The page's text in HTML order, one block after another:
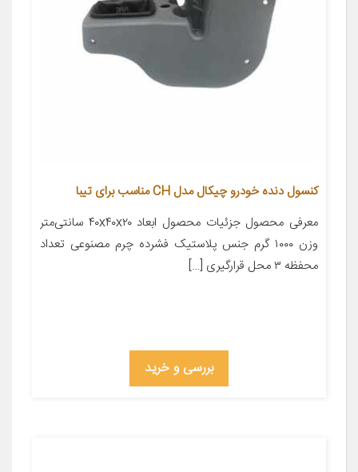
کنسول دنده خودرو چیکال مدل CH مناسب برای تیبا
معرفی محصول جزئیات محصول ابعاد ۴۰x۴۰x۲۰ سانتی‌متر
وزن ۱۰۰۰ گرم جنس پلاستیک فشرده چرم مصنوعی تعداد
محفظه ۳ محل قرارگیری […]
بررسی و خرید